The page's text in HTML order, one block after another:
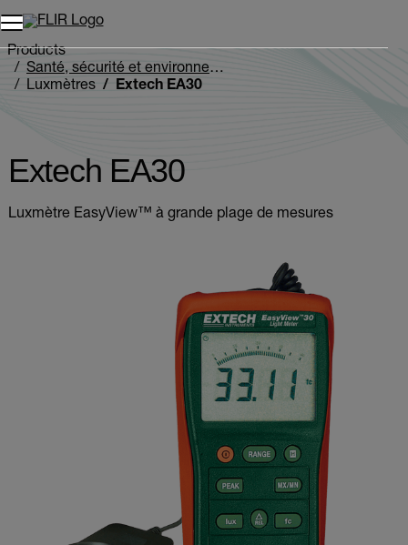
Unread messages
Modèle
Supprimer
articles
Ajouter au panier
Ajouté au panier
Products
Santé, sécurité et environnement
Luxmètres
Extech EA30
Extech EA30
Luxmètre EasyView™ à grande plage de mesures